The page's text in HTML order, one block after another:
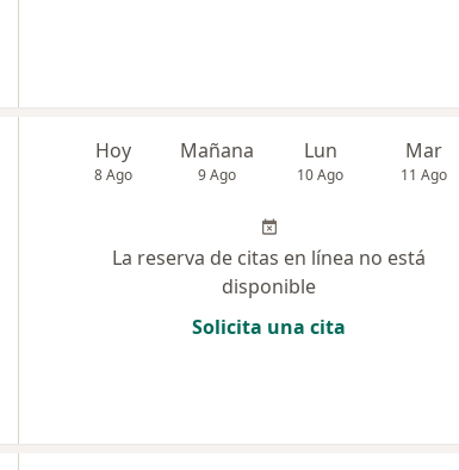
Hoy
8 Ago
Mañana
9 Ago
Lun
10 Ago
Mar
11 Ago
La reserva de citas en línea no está
disponible
Solicita una cita